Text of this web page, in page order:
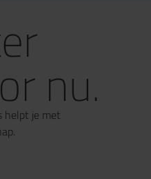
nu.
helpt je met